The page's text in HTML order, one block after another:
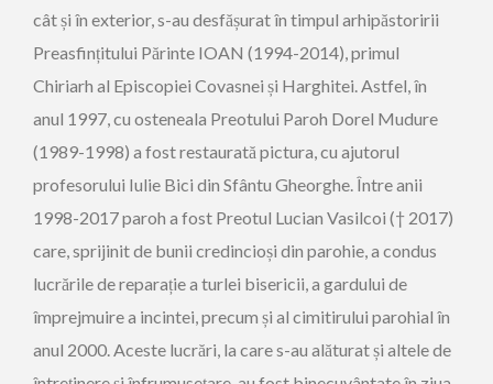
cât și în exterior, s-au desfășurat în timpul arhipăstoririi
Preasfințitului Părinte IOAN (1994-2014), primul
Chiriarh al Episcopiei Covasnei și Harghitei. Astfel, în
anul 1997, cu osteneala Preotului Paroh Dorel Mudure
(1989-1998) a fost restaurată pictura, cu ajutorul
profesorului Iulie Bici din Sfântu Gheorghe.Între anii
1998-2017 paroh a fost Preotul Lucian Vasilcoi († 2017)
care, sprijinit de bunii credincioși din parohie, a condus
lucrările de reparație a turlei bisericii, a gardului de
împrejmuire a incintei, precum și al cimitirului parohial în
anul 2000. Aceste lucrări, la care s-au alăturat și altele de